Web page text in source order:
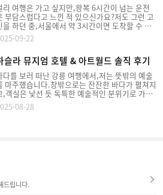
만,왕복 6시간이 넘는 운전
적 있으신가요?​저도 그런 고
약 3시간이면 도착할 수 있
다녀왔습니다.​이번 포스팅에
께 즐길 수 있는 주변 관광지,
해드릴게요!1. 웰파크 시티 소
크 호텔은 2025년 4월 19일
(석정온천)과편백나무 숲을
단지인데요. 호텔 외에도 리조
홀 규모)까지 운영되고 있
의 체크인 시간은 오후 3시,
니다.​성수기 주말에는 체
수 있으니,조금 여유 있게 도
인은 로비 1층 리셉션 데스
자체는 굉장히 인상적이었
텔 & 아트월드 솔직 후기
여행에서,저는 뜻밖의 예술
으로는 잔잔한 바다가 펼쳐지
특한 예술적인 분위기로 가득
지명을 품은 특별한 공간,하
슬라 아트 뮤지엄을직접 방
있는데요.모든 객실이 오션
다면 아비지동을 추천드립니
요하고 차분한 분위기가 느
드립니다.